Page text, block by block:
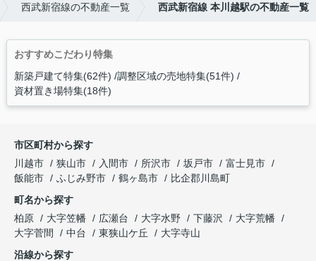
西武新宿線の不動産一覧 西武新宿線 本川越駅の不動産一覧
おすすめこだわり特集
新築戸建て特集(62件) 調整区域の売地特集(51件)
資材置き場特集(18件)
市区町村から探す
川越市
狭山市 入間市 所沢市 坂戸市
富士見市
飯能市
ふじみ野市 鶴ヶ島市
比企郡川島町
町名から探す
柏原
大字笠幡 広瀬台 大字水野 下藤沢
大字荒幡
大字菅間
中台 東狭山ケ丘
大字寺山
沿線から探す